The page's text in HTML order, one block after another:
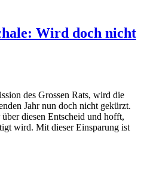
Wird doch nicht
des Grossen Rats, wird die
Jahr nun doch nicht gekürzt.
diesen Entscheid und hofft,
wird. Mit dieser Einsparung ist